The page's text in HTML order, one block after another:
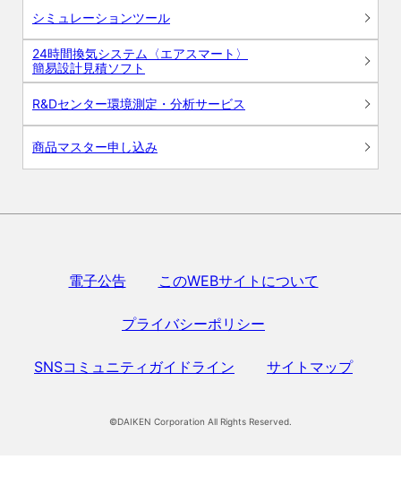
シミュレーションツール
24時間換気システム〈エアスマート〉
簡易設計見積ソフト
R&Dセンター環境測定・分析サービス
商品マスター申し込み
電子公告 このWEBサイトについて
プライバシーポリシー
SNSコミュニティガイドライン サイトマップ
©DAIKEN Corporation All Rights Reserved.